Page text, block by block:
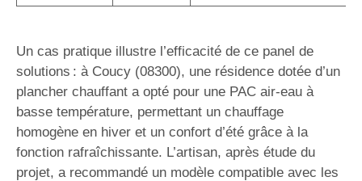
Un cas pratique illustre l’efficacité de ce panel de
solutions : à Coucy (08300), une résidence dotée d’un
plancher chauffant a opté pour une PAC air-eau à
basse température, permettant un chauffage
homogène en hiver et un confort d’été grâce à la
fonction rafraîchissante. L’artisan, après étude du
projet, a recommandé un modèle compatible avec les